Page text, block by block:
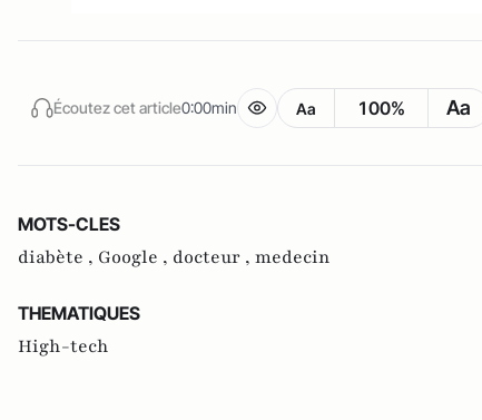
Écoutez cet article0:00min Aa 100% Aa
MOTS-CLES
diabète , Google , docteur , medecin
THEMATIQUES
High-tech